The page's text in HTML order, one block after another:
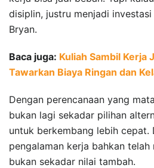
disiplin, justru menjadi investasi
Bryan.
Baca juga: Kuliah Sambil Kerja
Tawarkan Biaya Ringan dan
Dengan perencanaan yang
bukan lagi sekadar pilihan
untuk berkembang lebih cepat.
pengalaman kerja bahkan telah
bukan sekadar nilai tambah.